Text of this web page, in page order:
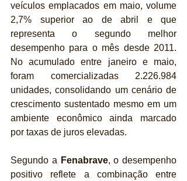
veículos emplacados em maio, volume
2,7% superior ao de abril e que
representa o segundo melhor
desempenho para o mês desde 2011.
No acumulado entre janeiro e maio,
foram comercializadas 2.226.984
unidades, consolidando um cenário de
crescimento sustentado mesmo em um
ambiente econômico ainda marcado
por taxas de juros elevadas.
Segundo a Fenabrave, o desempenho
positivo reflete a combinação entre